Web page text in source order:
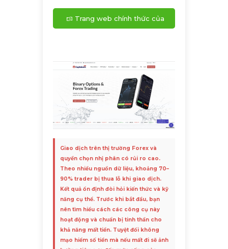
Trang web chính thức của
Giao dịch trên thị trường Forex và
quyền chọn nhị phân có rủi ro cao.
Theo nhiều nguồn dữ liệu, khoảng 70–
90% trader bị thua lỗ khi giao dịch.
Kết quả ổn định đòi hỏi kiến thức và kỹ
năng cụ thể. Trước khi bắt đầu, bạn
nên tìm hiểu cách các công cụ này
hoạt động và chuẩn bị tinh thần cho
khả năng mất tiền. Tuyệt đối không
mạo hiểm số tiền mà nếu mất đi sẽ ảnh